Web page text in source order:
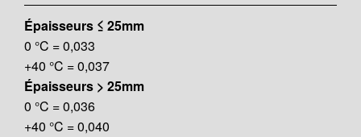
Épaisseurs ≤ 25mm
0 °C = 0,033
+40 °C = 0,037
Épaisseurs > 25mm
0 °C = 0,036
+40 °C = 0,040